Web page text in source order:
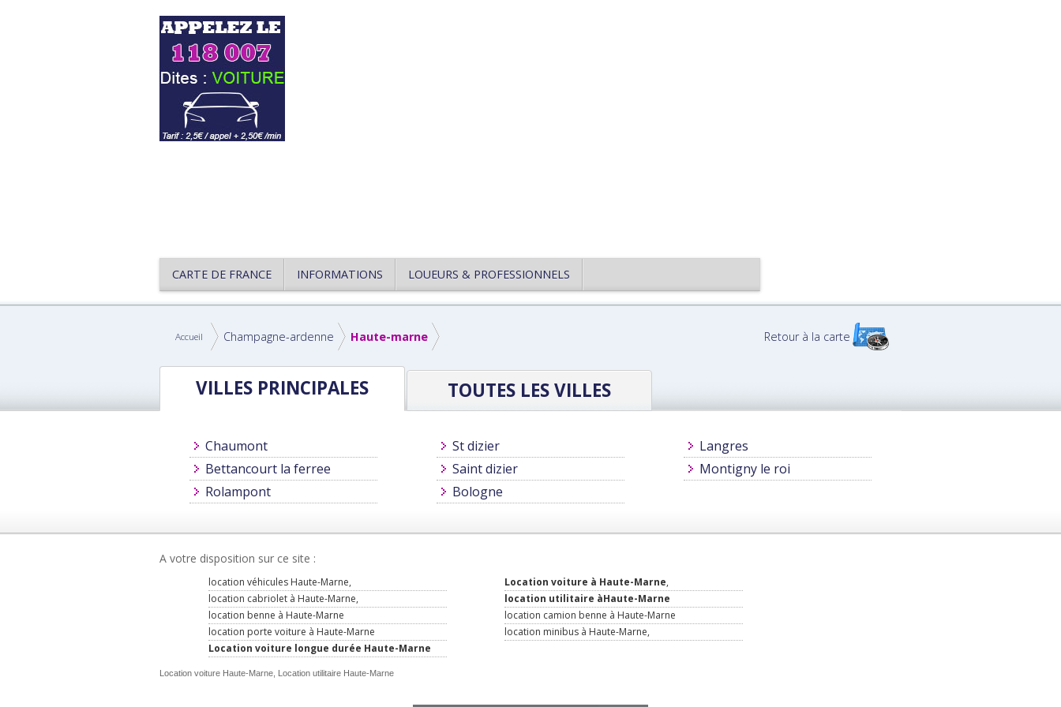
CARTE DE FRANCE INFORMATIONS LOUEURS & PROFESSIONNELS
Accueil Champagne-ardenne Haute-marne Retour à la carte
VILLES PRINCIPALES TOUTES LES VILLES
Chaumont St dizier
Langres
Bettancourt la ferree
Saint dizier
Montigny le roi
Rolampont
Bologne
A votre disposition sur ce site :
location véhicules Haute-Marne, Location voiture à Haute-Marne,
location cabriolet à Haute-Marne,
location utilitaire àHaute-Marne
location benne à Haute-Marne
location camion benne à Haute-Marne
location porte voiture à Haute-Marne
location minibus à Haute-Marne,
Location voiture longue durée Haute-Marne
Location voiture Haute-Marne, Location utilitaire Haute-Marne